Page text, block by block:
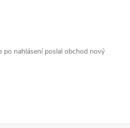
po nahlásení poslal obchod nový